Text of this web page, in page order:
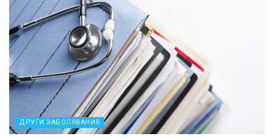
ДРУГИ ЗАБОЛЯВАНИЯ